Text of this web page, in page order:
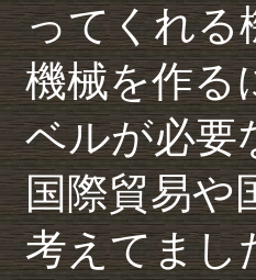
ってくれる
機械を作る
ベルが必要
国際貿易や
考えてまし